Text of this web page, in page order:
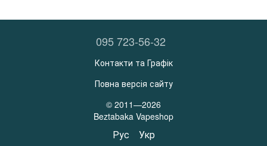
095 723-56-32
Контакти та Графік
Повна версія сайту
© 2011—2026
Beztabaka Vapeshop
Рус Укр